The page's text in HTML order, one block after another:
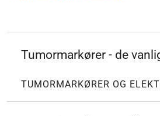
Tumormarkører - de
TUMORMARKØRER OG